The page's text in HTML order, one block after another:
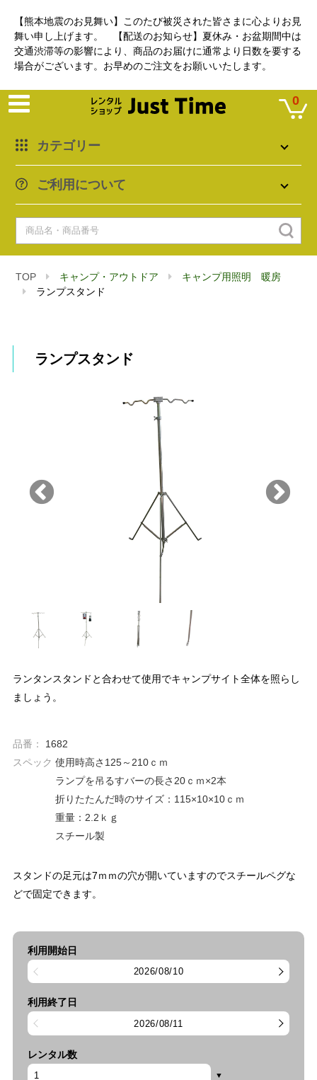
【熊本地震のお見舞い】このたび被災された皆さまに心よりお見
舞い申し上げます。 【配送のお知らせ】夏休み・お盆期間中は
交通渋滞等の影響により、商品のお届けに通常より日数を要する
場合がございます。お早めのご注文をお願いいたします。
カテゴリー
ご利用について
0
TOP キャンプ・アウトドア
キャンプ用照明 暖房
ランプスタンド
ランプスタンド
ランタンスタンドと合わせて使用でキャンプサイト全体を照らし
ましょう。
品番：
1682
スペック 使用時高さ125～210ｃｍ
ランプを吊るすバーの長さ20ｃｍ×2本
折りたたんだ時のサイズ：115×10×10ｃｍ
重量：2.2ｋｇ
スチール製
スタンドの足元は7ｍｍの穴が開いていますのでスチールペグな
どで固定できます。
利用開始日
2026/08/10
利用終了日
2026/08/11
レンタル数